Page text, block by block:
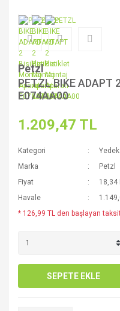
Petzl
PETZL BIKE ADAPT
E074AA00
1.209,47 TL
Kategori
Marka
Petzl
Fiyat
18,34
Havale
* 126,99 TL den başlayan
SEPETE EKLE